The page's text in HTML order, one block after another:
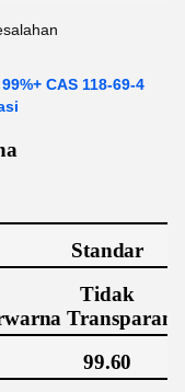
CAS 118-69-4
Standar
Tidak
Transparan
99.60